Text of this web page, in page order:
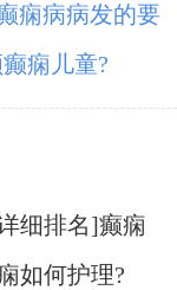
痫病病发的要
痫儿童?
细排名]癫痫
如何护理?